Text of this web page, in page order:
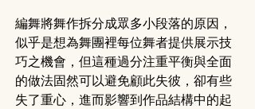
編舞將舞作拆分成眾多小段落的原因，
似乎是想為舞團裡每位舞者提供展示技
巧之機會，但這種過分注重平衡與全面
的做法固然可以避免顧此失彼，卻有些
失了重心，進而影響到作品結構中的起